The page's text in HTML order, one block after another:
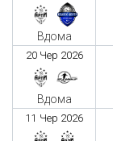
Вдома
20 Чер 2026
Вдома
11 Чер 2026